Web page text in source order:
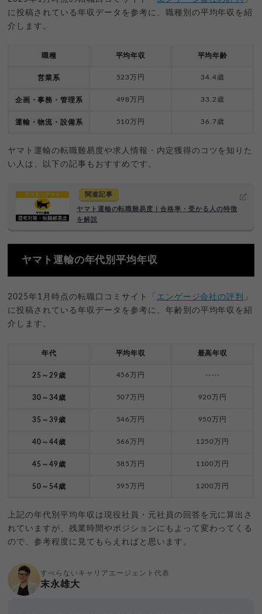
に投稿されている年収データを参考に、職種別の平均年収を紹
介します。
職種 平均年収 平均年齢
営業系 523万円 34.4歳
企画・事務・管理系 498万円 33.2歳
運輸・物流・設備系 510万円 36.7歳
ヤマト運輸の転職難易度や求人情報・内定獲得のコツを知りた
い人は、以下の記事もおすすめです。
関連記事
ヤマト運輸の転職難易度｜合格率・受かる人の特徴
を解説
ヤマト運輸の年代別平均年収
2025年1月時点の転職口コミサイト「 エンゲージ会社の評判
」
に投稿されている年収データを参考に、年齢別の平均年収を紹
介します。
年代 平均年収 最高年収
25～29歳 456万円 -----
30～34歳 507万円 920万円
35～39歳 546万円 950万円
40～44歳 566万円 1250万円
45～49歳 585万円 1100万円
50～54歳 595万円 1200万円
上記の年代別平均年収は現役社員・元社員の回答を元に算出さ
れていますが、残業時間やポジションにもよって変わってくる
ので、参考程度に見てもらえればと思います。
すべらないキャリアエージェント代表
末永雄大